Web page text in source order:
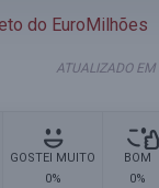
do EuroMilhões
ATUALIZADO
GOSTEI MUITO
0%
BOM
0%